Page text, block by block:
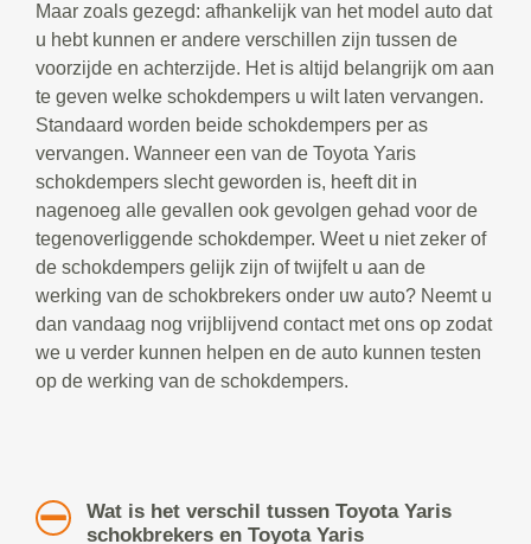
Maar zoals gezegd: afhankelijk van het model auto dat
u hebt kunnen er andere verschillen zijn tussen de
voorzijde en achterzijde. Het is altijd belangrijk om aan
te geven welke schokdempers u wilt laten vervangen.
Standaard worden beide schokdempers per as
vervangen. Wanneer een van de Toyota Yaris
schokdempers slecht geworden is, heeft dit in
nagenoeg alle gevallen ook gevolgen gehad voor de
tegenoverliggende schokdemper. Weet u niet zeker of
de schokdempers gelijk zijn of twijfelt u aan de
werking van de schokbrekers onder uw auto? Neemt u
dan vandaag nog vrijblijvend contact met ons op zodat
we u verder kunnen helpen en de auto kunnen testen
op de werking van de schokdempers.
Wat is het verschil tussen Toyota Yaris
schokbrekers en Toyota Yaris